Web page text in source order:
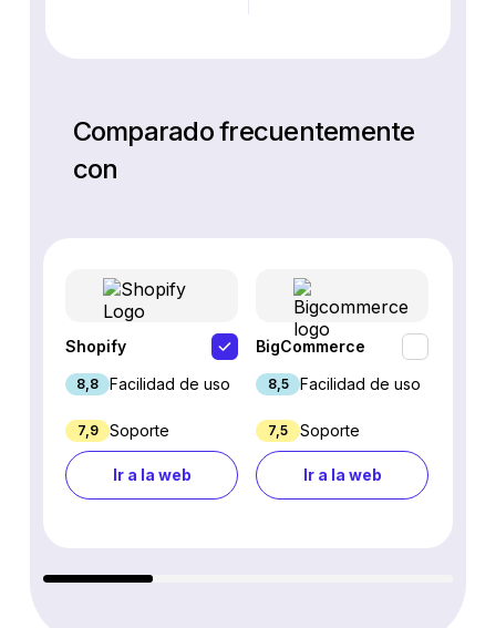
Comparado frecuentemente
con
Shopify
8,8 Facilidad de uso
7,9 Soporte
Ir a la web
BigCommerce
8,5 Facilidad de uso
7,5 Soporte
Ir a la web